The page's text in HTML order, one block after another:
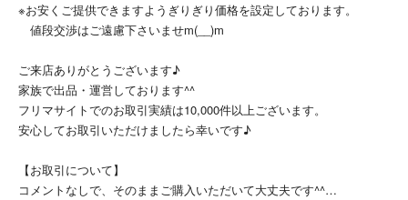
※お安くご提供できますようぎりぎり価格を設定しております。
値段交渉はご遠慮下さいませm(__)m
ご来店ありがとうございます♪
家族で出品・運営しております^^
フリマサイトでのお取引実績は10,000件以上ございます。
安心してお取引いただけましたら幸いです♪
【お取引について】
コメントなしで、そのままご購入いただいて大丈夫です^^